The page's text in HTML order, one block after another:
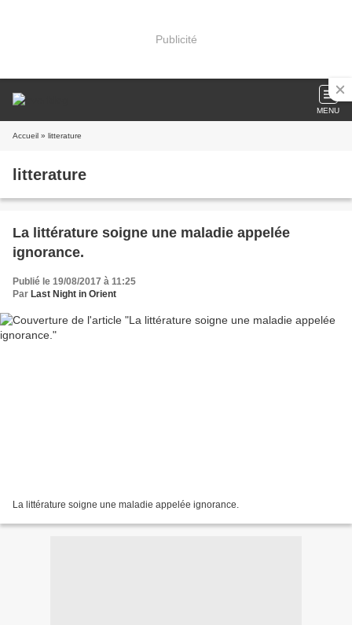
Publicité
MENU
Accueil » litterature
litterature
La littérature soigne une maladie appelée
ignorance.
Publié le 19/08/2017 à 11:25
Par Last Night in Orient
La littérature soigne une maladie appelée ignorance.